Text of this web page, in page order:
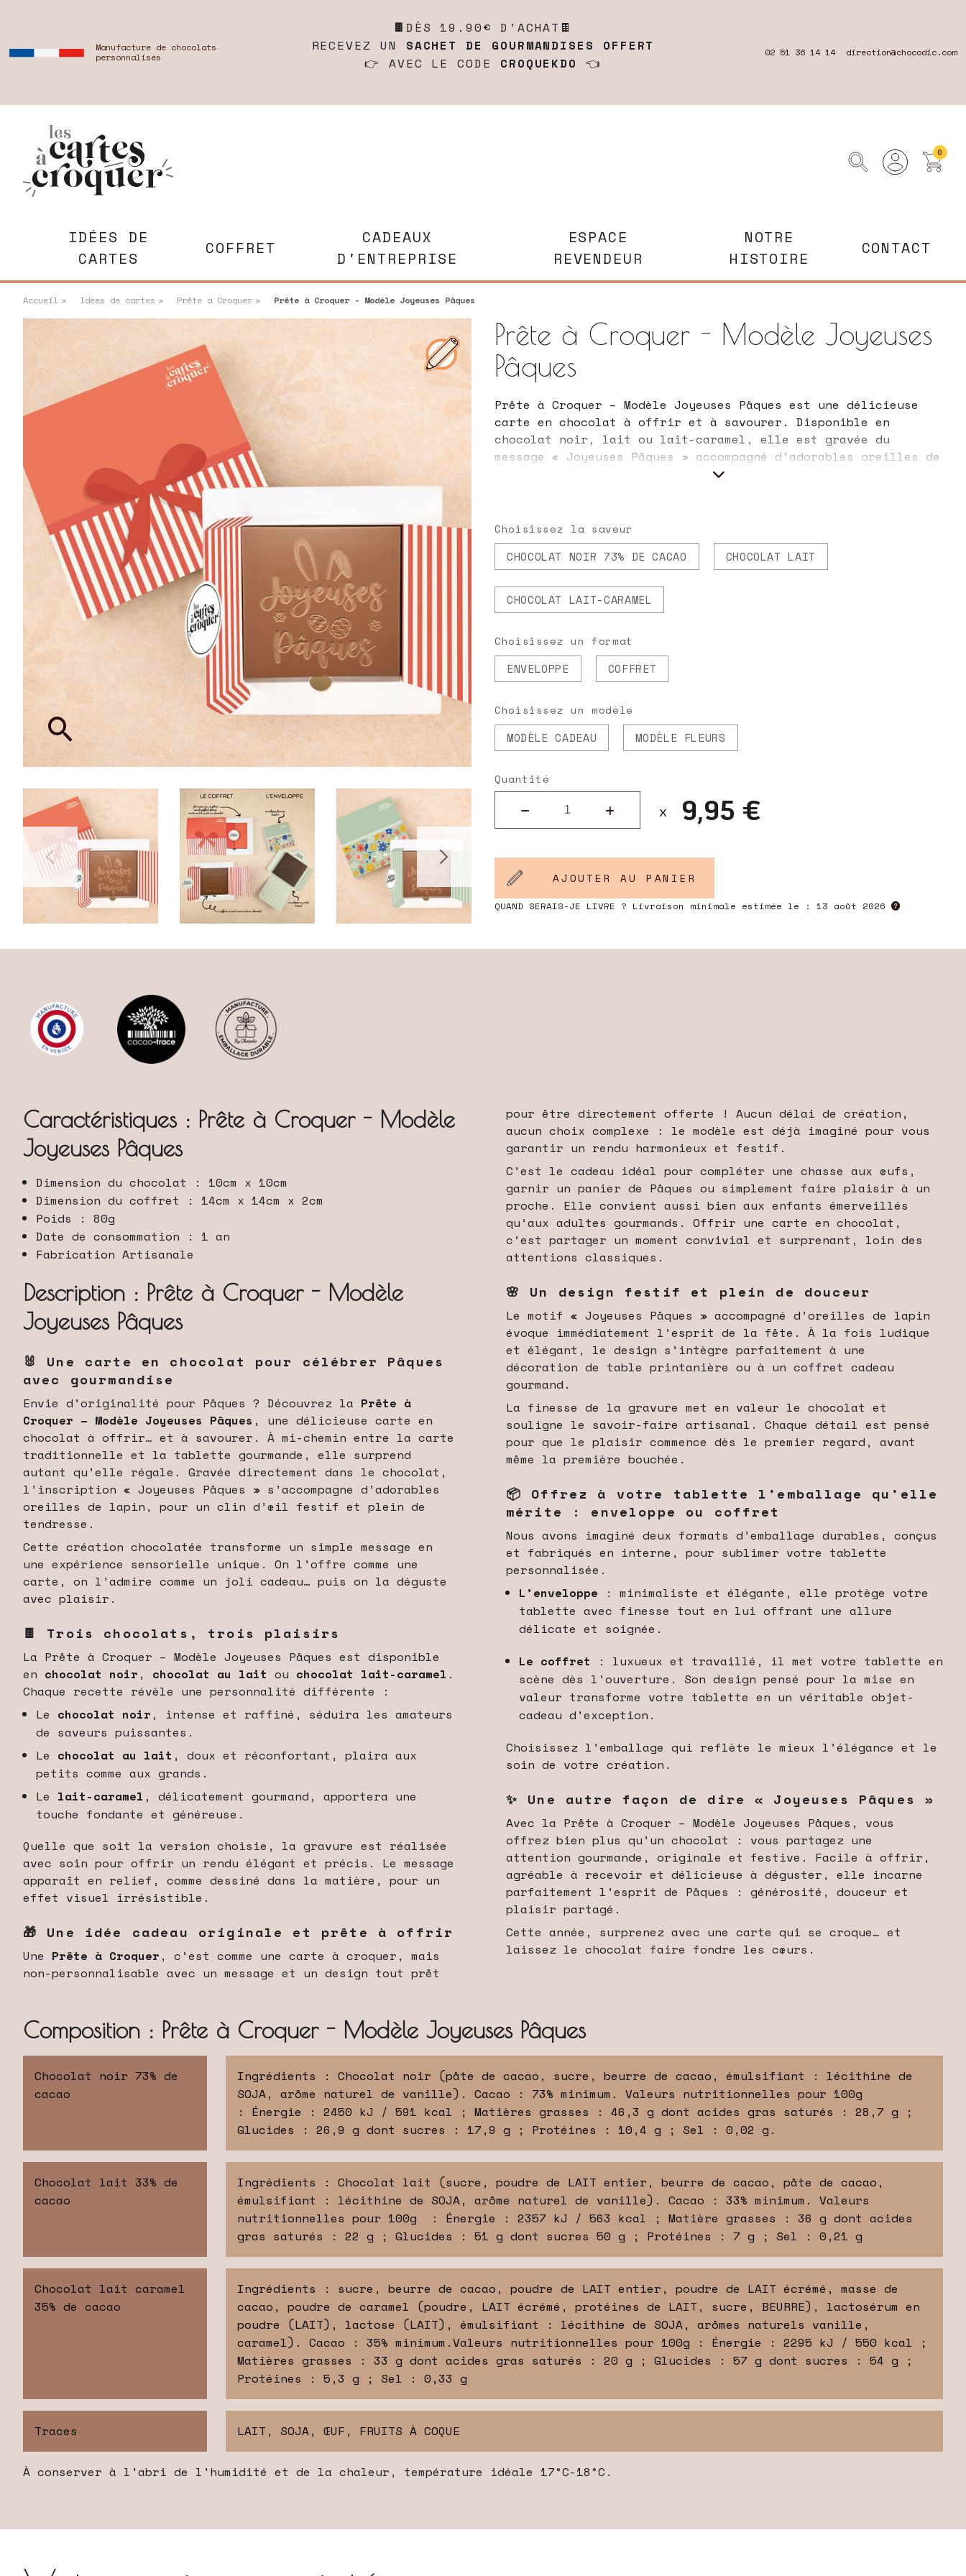
Manufacture de chocolats
personnalisés
🍫 DÈS 19.90€ D’ACHAT🍫
RECEVEZ UN SACHET DE GOURMANDISES OFFERT
👉 AVEC LE CODE CROQUEKDO👈
02 51 36 14 14 direction@chocodic.com
0
IDÉES DE
CARTES
COFFRET
CADEAUX
D'ENTREPRISE
ESPACE
REVENDEUR
NOTRE
HISTOIRE
CONTACT
Accueil Idées de cartes Prête à Croquer Prête à Croquer - Modèle Joyeuses Pâques
Prête à Croquer - Modèle Joyeuses
Pâques
Choisissez la saveur
CHOCOLAT NOIR 73% DE CACAO CHOCOLAT LAIT
CHOCOLAT LAIT-CARAMEL
Choisissez un format
ENVELOPPE COFFRET
Choisissez un modèle
MODÈLE CADEAU MODÈLE FLEURS
Quantité
9,95 €
AJOUTER AU PANIER
QUAND SERAIS-JE LIVRE ? Livraison minimale estimée le : 13 août 2026
Prête à Croquer – Modèle Joyeuses Pâques est une délicieuse
carte en chocolat à offrir et à savourer. Disponible en
chocolat noir, lait ou lait-caramel, elle est gravée du
message « Joyeuses Pâques » accompagné d’adorables oreilles de
lapin. Un cadeau original, gourmand et festif pour célébrer
Caractéristiques : Prête à Croquer - Modèle
Joyeuses Pâques
Dimension du chocolat : 10cm x 10cm
Dimension du coffret : 14cm x 14cm x 2cm
Poids : 80g
Date de consommation : 1 an
Fabrication Artisanale
Description : Prête à Croquer - Modèle
Joyeuses Pâques
🐰 Une carte en chocolat pour célébrer Pâques
avec gourmandise
Envie d’originalité pour Pâques ? Découvrez la Prête à
Croquer – Modèle Joyeuses Pâques , une délicieuse carte en
chocolat à offrir… et à savourer. À mi-chemin entre la carte
traditionnelle et la tablette gourmande, elle surprend
autant qu’elle régale. Gravée directement dans le chocolat,
l’inscription « Joyeuses Pâques » s’accompagne d’adorables
oreilles de lapin, pour un clin d’œil festif et plein de
tendresse.
Cette création chocolatée transforme un simple message en
une expérience sensorielle unique. On l’offre comme une
carte, on l’admire comme un joli cadeau… puis on la déguste
avec plaisir.
🍫 Trois chocolats, trois plaisirs
La Prête à Croquer – Modèle Joyeuses Pâques est disponible
en chocolat noir , chocolat au lait ou chocolat lait-caramel .
Chaque recette révèle une personnalité différente :
Le chocolat noir , intense et raffiné, séduira les amateurs
de saveurs puissantes.
Le chocolat au lait , doux et réconfortant, plaira aux
petits comme aux grands.
Le lait-caramel , délicatement gourmand, apportera une
touche fondante et généreuse.
Quelle que soit la version choisie, la gravure est réalisée
avec soin pour offrir un rendu élégant et précis. Le message
apparaît en relief, comme dessiné dans la matière, pour un
effet visuel irrésistible.
🎁 Une idée cadeau originale et prête à offrir
Une Prête à Croquer , c’est comme une carte à croquer, mais
non-personnalisable avec un message et un design tout prêt
pour être directement offerte ! Aucun délai de création,
aucun choix complexe : le modèle est déjà imaginé pour vous
garantir un rendu harmonieux et festif.
C’est le cadeau idéal pour compléter une chasse aux œufs,
garnir un panier de Pâques ou simplement faire plaisir à un
proche. Elle convient aussi bien aux enfants émerveillés
qu’aux adultes gourmands. Offrir une carte en chocolat,
c’est partager un moment convivial et surprenant, loin des
attentions classiques.
🌸 Un design festif et plein de douceur
Le motif « Joyeuses Pâques » accompagné d’oreilles de lapin
évoque immédiatement l’esprit de la fête. À la fois ludique
et élégant, le design s’intègre parfaitement à une
décoration de table printanière ou à un coffret cadeau
gourmand.
La finesse de la gravure met en valeur le chocolat et
souligne le savoir-faire artisanal. Chaque détail est pensé
pour que le plaisir commence dès le premier regard, avant
même la première bouchée.
📦 Offrez à votre tablette l’emballage qu’elle
mérite : enveloppe ou coffret
Nous avons imaginé deux formats d’emballage durables, conçus
et fabriqués en interne, pour sublimer votre tablette
personnalisée.
L’enveloppe : minimaliste et élégante, elle protège votre
tablette avec finesse tout en lui offrant une allure
délicate et soignée.
Le coffret : luxueux et travaillé, il met votre tablette en
scène dès l’ouverture. Son design pensé pour la mise en
valeur transforme votre tablette en un véritable objet-
cadeau d’exception.
Choisissez l’emballage qui reflète le mieux l’élégance et le
soin de votre création.
✨ Une autre façon de dire « Joyeuses Pâques »
Avec la Prête à Croquer – Modèle Joyeuses Pâques, vous
offrez bien plus qu’un chocolat : vous partagez une
attention gourmande, originale et festive. Facile à offrir,
agréable à recevoir et délicieuse à déguster, elle incarne
parfaitement l’esprit de Pâques : générosité, douceur et
plaisir partagé.
Cette année, surprenez avec une carte qui se croque… et
laissez le chocolat faire fondre les cœurs.
Composition : Prête à Croquer - Modèle Joyeuses Pâques
Chocolat noir 73% de
cacao
Ingrédients : Chocolat noir (pâte de cacao, sucre, beurre de cacao, émulsifiant : lécithine de
SOJA, arôme naturel de vanille). Cacao : 73% minimum. Valeurs nutritionnelles pour 100g
: Énergie : 2450 kJ / 591 kcal ; Matières grasses : 46,3 g dont acides gras saturés : 28,7 g ;
Glucides : 26,9 g dont sucres : 17,9 g ; Protéines : 10,4 g ; Sel : 0,02 g.
Chocolat lait 33% de
cacao
Ingrédients : Chocolat lait (sucre, poudre de LAIT entier, beurre de cacao, pâte de cacao,
émulsifiant : lécithine de SOJA, arôme naturel de vanille). Cacao : 33% minimum. Valeurs
nutritionnelles pour 100g : Énergie : 2357 kJ / 563 kcal ; Matière grasses : 36 g dont acides
gras saturés : 22 g ; Glucides : 51 g dont sucres 50 g ; Protéines : 7 g ; Sel : 0,21 g
Chocolat lait caramel
35% de cacao
Ingrédients : sucre, beurre de cacao, poudre de LAIT entier, poudre de LAIT écrémé, masse de
cacao, poudre de caramel (poudre, LAIT écrémé, protéines de LAIT, sucre, BEURRE), lactosérum en
poudre (LAIT), lactose (LAIT), émulsifiant : lécithine de SOJA, arômes naturels vanille,
caramel). Cacao : 35% minimum.Valeurs nutritionnelles pour 100g : Énergie : 2295 kJ / 550 kcal ;
Matières grasses : 33 g dont acides gras saturés : 20 g ; Glucides : 57 g dont sucres : 54 g ;
Protéines : 5,3 g ; Sel : 0,33 g
Traces LAIT, SOJA, ŒUF, FRUITS À COQUE
À conserver à l'abri de l'humidité et de la chaleur, température idéale 17°C-18°C.